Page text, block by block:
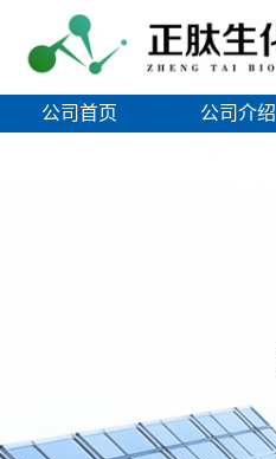
公司首页 公司介绍